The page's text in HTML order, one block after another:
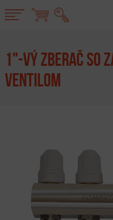
Jump to Navigation
Digitálne
Ovládanie
Vykurovacie
Prečerpávacie
1"-VÝ ZBERAČ SO
VENTILOM